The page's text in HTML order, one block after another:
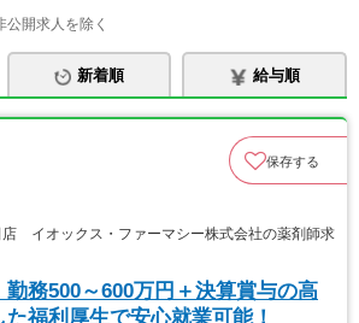
開求人を除く
新着順 給与順
保存する
イオックス・ファーマシー株式会社の薬剤師求
勤務500～600万円＋決算賞与の高
福利厚生で安心就業可能！